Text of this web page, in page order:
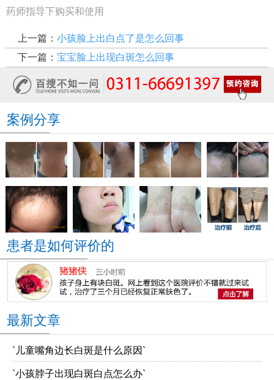
药师指导下购买和使用
上一篇： 小孩脸上出白点了是怎么回事
下一篇： 宝宝脸上出现白斑怎么回事
案例分享
患者是如何评价的
最新文章
`儿童嘴角边长白斑是什么原因`
`小孩脖子出现白斑白点怎么办`